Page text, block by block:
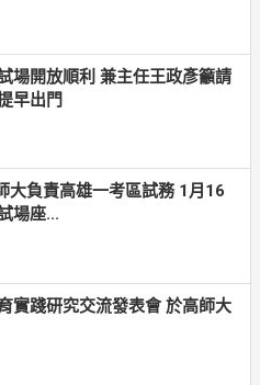
場開放順利 兼主任王政彥籲請
早出門
大負責高雄一考區試務 1月16
場座...
實踐研究交流發表會 於高師大